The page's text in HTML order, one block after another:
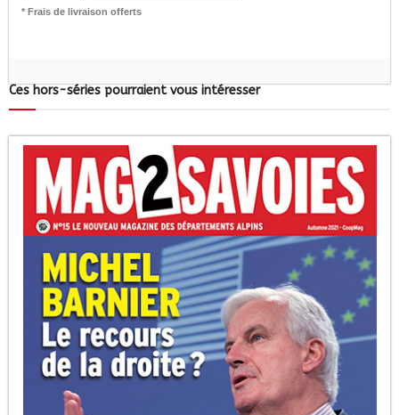
* Frais de livraison offerts
Ces hors-séries pourraient vous intéresser